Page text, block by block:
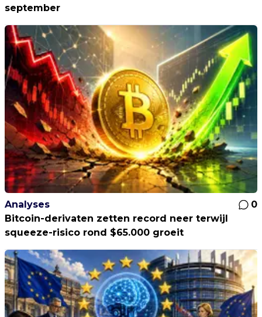
september
Analyses
0
Bitcoin-derivaten zetten record neer terwijl
squeeze-risico rond $65.000 groeit